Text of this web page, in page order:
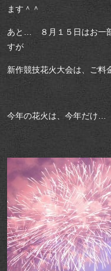
ます＾＾
あと… ８月１５日はお一
すが
新作競技花火大会は、ご料
今年の花火は、今年だけ…